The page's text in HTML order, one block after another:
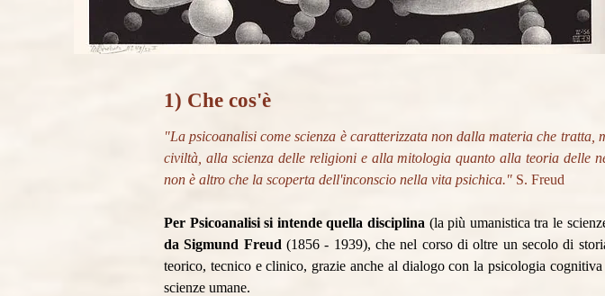
1) Che cos'è
"La psicoanalisi come scienza è caratterizzata non dalla materia che
civiltà, alla scienza delle religioni e alla mitologia quanto alla teoria delle
non è altro che la scoperta dell'inconscio nella vita psichica." S. Freud
Per Psicoanalisi si intende quella disciplina (la più umanistica tra le
da Sigmund Freud (1856 - 1939), che nel corso di oltre un secolo di
teorico, tecnico e clinico, grazie anche al dialogo con la psicologia
scienze umane.